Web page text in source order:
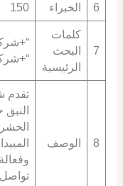
6 الخبراء 150
7
كلمات
البحث
الرئيسية
8 الوصف
تقدم